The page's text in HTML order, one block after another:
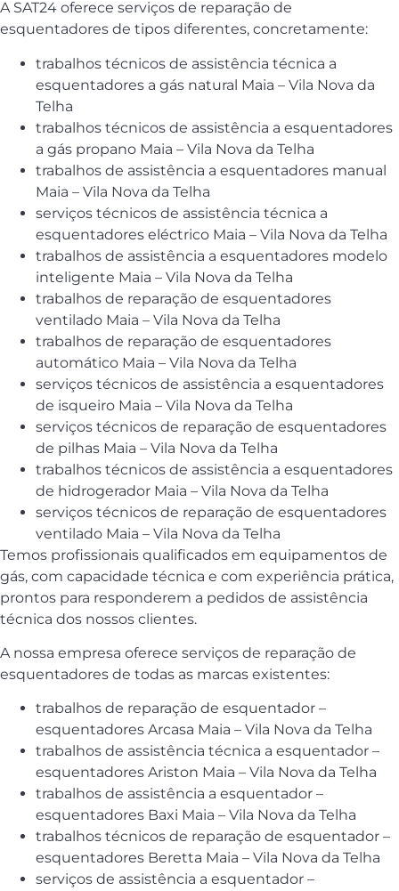
A SAT24 oferece serviços de reparação de
esquentadores de tipos diferentes, concretamente:
trabalhos técnicos de assistência técnica a
esquentadores a gás natural Maia – Vila Nova da
Telha
trabalhos técnicos de assistência a esquentadores
a gás propano Maia – Vila Nova da Telha
trabalhos de assistência a esquentadores manual
Maia – Vila Nova da Telha
serviços técnicos de assistência técnica a
esquentadores eléctrico Maia – Vila Nova da Telha
trabalhos de assistência a esquentadores modelo
inteligente Maia – Vila Nova da Telha
trabalhos de reparação de esquentadores
ventilado Maia – Vila Nova da Telha
trabalhos de reparação de esquentadores
automático Maia – Vila Nova da Telha
serviços técnicos de assistência a esquentadores
de isqueiro Maia – Vila Nova da Telha
serviços técnicos de reparação de esquentadores
de pilhas Maia – Vila Nova da Telha
trabalhos técnicos de assistência a esquentadores
de hidrogerador Maia – Vila Nova da Telha
serviços técnicos de reparação de esquentadores
ventilado Maia – Vila Nova da Telha
Temos profissionais qualificados em equipamentos de
gás, com capacidade técnica e com experiência prática,
prontos para responderem a pedidos de assistência
técnica dos nossos clientes.
A nossa empresa oferece serviços de reparação de
esquentadores de todas as marcas existentes:
trabalhos de reparação de esquentador –
esquentadores Arcasa Maia – Vila Nova da Telha
trabalhos de assistência técnica a esquentador –
esquentadores Ariston Maia – Vila Nova da Telha
trabalhos de assistência a esquentador –
esquentadores Baxi Maia – Vila Nova da Telha
trabalhos técnicos de reparação de esquentador –
esquentadores Beretta Maia – Vila Nova da Telha
serviços de assistência a esquentador –